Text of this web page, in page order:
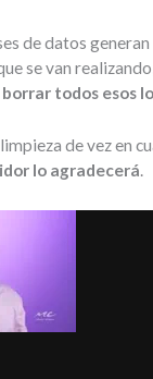
de datos
se van
todos esos
de vez en
lo agradecerá.